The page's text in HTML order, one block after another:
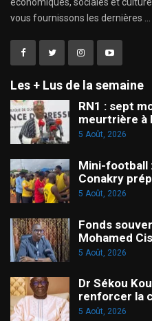
économiques, sociales et
vous fournissons les dernières ...
Les + Lus de la semaine
RN1 : sept
meurtrière à
5 Août, 2026
Mini-football
Conakry
5 Août, 2026
Fonds
Mohamed
5 Août, 2026
Dr Sékou
renforcer la
5 Août, 2026